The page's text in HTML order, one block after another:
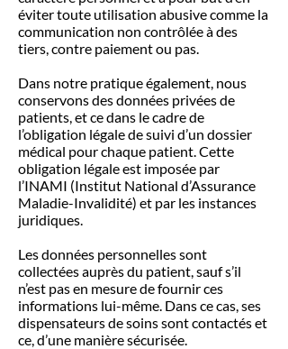
éviter toute utilisation abusive comme la
communication non contrôlée à des
tiers, contre paiement ou pas.
Dans notre pratique également, nous
conservons des données privées de
patients, et ce dans le cadre de
l’obligation légale de suivi d’un dossier
médical pour chaque patient. Cette
obligation légale est imposée par
l’INAMI (Institut National d’Assurance
Maladie-Invalidité) et par les instances
juridiques.
Les données personnelles sont
collectées auprès du patient, sauf s’il
n’est pas en mesure de fournir ces
informations lui-même. Dans ce cas, ses
dispensateurs de soins sont contactés et
ce, d’une manière sécurisée.